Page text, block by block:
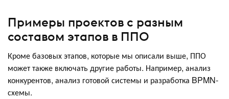
Примеры проектов с разным
составом этапов в ППО
Кроме базовых этапов, которые мы описали выше, ППО
может также включать другие работы. Например, анализ
конкурентов, анализ готовой системы и разработка BPMN-
схемы.